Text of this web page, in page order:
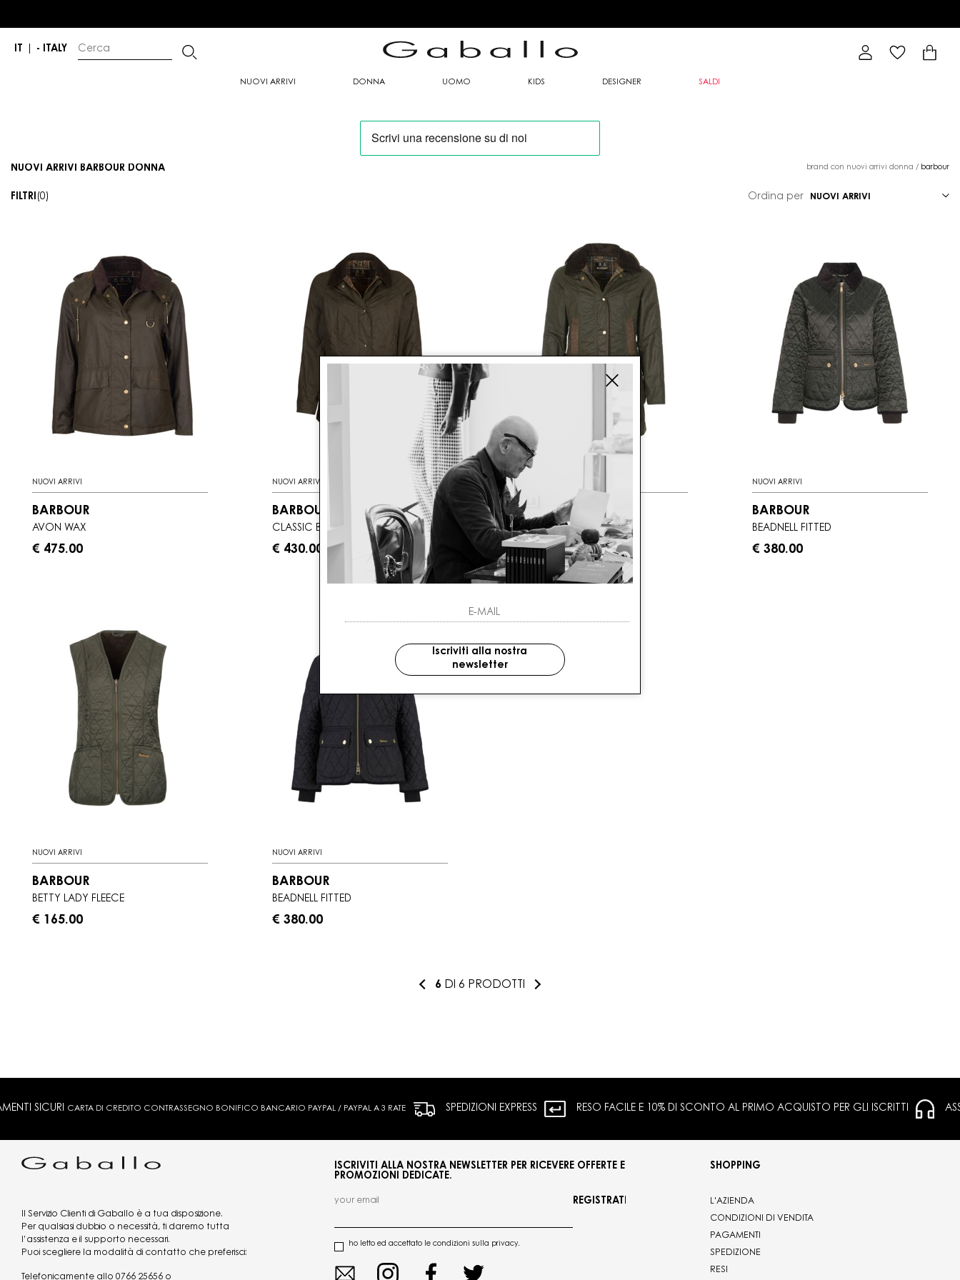
IT - ITALY
NUOVI ARRIVI DONNA UOMO KIDS DESIGNER SALDI
NUOVI ARRIVI BARBOUR DONNA brand con nuovi arrivi donna / barbour
FILTRI (0) Ordina per
NUOVI ARRIVI
BARBOUR
AVON WAX
€ 475.00
NUOVI ARRIVI
BARBOUR
CLASSIC BEADNELL
€ 430.00
NUOVI ARRIVI
BARBOUR
BOWER WAX JACKET
€ 465.00
NUOVI ARRIVI
BARBOUR
BEADNELL FITTED
€ 380.00
NUOVI ARRIVI
BARBOUR
BETTY LADY FLEECE
€ 165.00
NUOVI ARRIVI
BARBOUR
BEADNELL FITTED
€ 380.00
6 DI 6 PRODOTTI
SICURI CARTA DI CREDITO CONTRASSEGNO BONIFICO BANCARIO PAYPAL / PAYPAL A 3 RATE SPEDIZIONI EXPRESS RESO FACILE E 10% DI SCONTO AL PRIMO ACQUISTO PER GLI ISCRITTI
Il Servizio Clienti di Gaballo è a tua disposizione.
Per qualsiasi dubbio o necessità, ti daremo tutta
l’assistenza e il supporto necessari.
Puoi scegliere la modalità di contatto che preferisci:
Telefonicamente allo 0766 25656 o
ISCRIVITI ALLA NOSTRA NEWSLETTER PER RICEVERE OFFERTE E
PROMOZIONI DEDICATE.
ho letto ed accettato le condizioni sulla privacy.
REGISTRATI
SHOPPING
L'AZIENDA
CONDIZIONI DI VENDITA
PAGAMENTI
SPEDIZIONE
RESI
Iscriviti alla nostra
newsletter